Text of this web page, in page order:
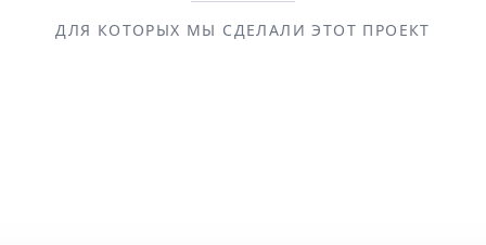
ДЛЯ КОТОРЫХ МЫ СДЕЛАЛИ ЭТОТ ПРОЕКТ